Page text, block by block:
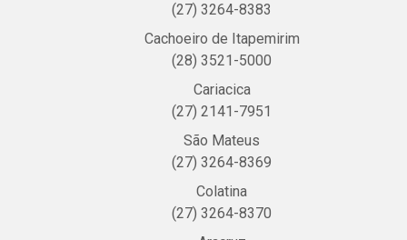
(27) 3264-8383
Cachoeiro de Itapemirim
(28) 3521-5000
Cariacica
(27) 2141-7951
São Mateus
(27) 3264-8369
Colatina
(27) 3264-8370